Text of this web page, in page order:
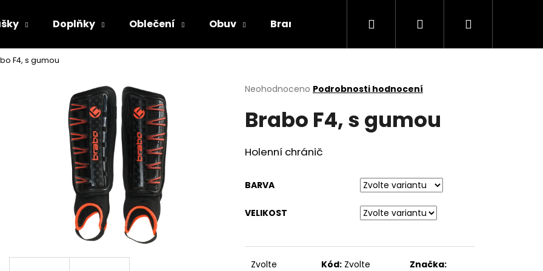
Doplňky Oblečení Obuv Brankáři Informace
Hledat PřihlášeníNákupní
F4, s gumou
Průměrné
produktu
je
z
5
Neohodnoceno Podrobnosti hodnocení
Brabo F4, s gumou
Holenní chránič
BARVA
VELIKOST
Zvolte
Kód: Zvolte
Značka:
Co potřebujete najít?
Doporučujeme